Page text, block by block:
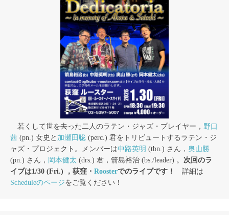
若くして世を去った二人のラテン・ジャズ・プレイヤー， 野口
茜 (pn.) 女史と 加瀬田聡 (perc.) 君をトリビュートするラテン・ジ
ャズ・プロジェクト。メンバーは中路英明 (tbn.) さん， 奥山勝
(pn.) さん， 岡本健太 (drs.) 君，箭島裕治 (bs./leader) 。 次回のラ
イブは1/30 (Fri.) ，荻窪・ Roosterでのライブです！
詳細は
Scheduleのページをご覧ください！